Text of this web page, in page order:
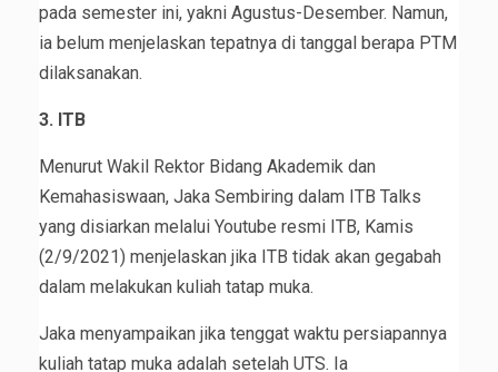
pada semester ini, yakni Agustus-Desember. Namun,
ia belum menjelaskan tepatnya di tanggal berapa PTM
dilaksanakan.
3. ITB
Menurut Wakil Rektor Bidang Akademik dan
Kemahasiswaan, Jaka Sembiring dalam ITB Talks
yang disiarkan melalui Youtube resmi ITB, Kamis
(2/9/2021) menjelaskan jika ITB tidak akan gegabah
dalam melakukan kuliah tatap muka.
Jaka menyampaikan jika tenggat waktu persiapannya
kuliah tatap muka adalah setelah UTS. Ia